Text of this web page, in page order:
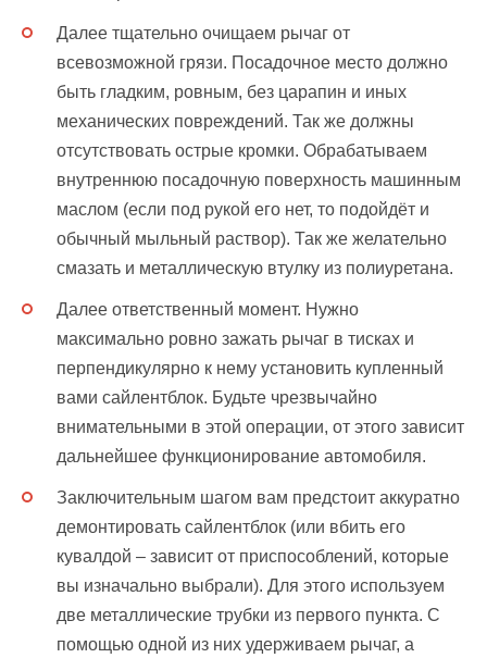
Далее тщательно очищаем рычаг от
всевозможной грязи. Посадочное место должно
быть гладким, ровным, без царапин и иных
механических повреждений. Так же должны
отсутствовать острые кромки. Обрабатываем
внутреннюю посадочную поверхность машинным
маслом (если под рукой его нет, то подойдёт и
обычный мыльный раствор). Так же желательно
смазать и металлическую втулку из полиуретана.
Далее ответственный момент. Нужно
максимально ровно зажать рычаг в тисках и
перпендикулярно к нему установить купленный
вами сайлентблок. Будьте чрезвычайно
внимательными в этой операции, от этого зависит
дальнейшее функционирование автомобиля.
Заключительным шагом вам предстоит аккуратно
демонтировать сайлентблок (или вбить его
кувалдой – зависит от приспособлений, которые
вы изначально выбрали). Для этого используем
две металлические трубки из первого пункта. С
помощью одной из них удерживаем рычаг, а